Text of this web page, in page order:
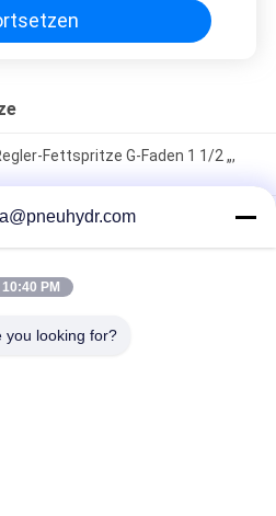
Fettspritze G-Faden 1 1/2 „,
Zufuhr-hohe
das Pumpe 4 Mpa
mit Überströmventil für
10:40 PM
you looking for?